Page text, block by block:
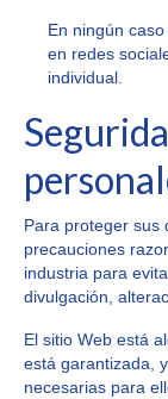
En ningún
en redes
individual.
Para proteger sus
precauciones
industria para
divulgación,
El sitio Web está
está garantizada,
necesarias para